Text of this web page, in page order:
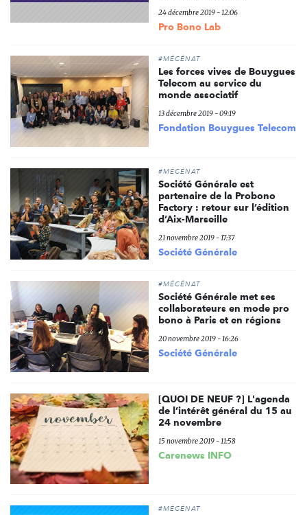
24 décembre 2019 - 12:06
Pro Bono Lab
#MÉCÉNAT
Les forces vives de Bouygues
Telecom au service du
monde associatif
13 décembre 2019 - 09:19
Fondation Bouygues Telecom
#MÉCÉNAT
Société Générale est
partenaire de la Probono
Factory : retour sur l’édition
d’Aix-Marseille
21 novembre 2019 - 17:37
Société Générale
#MÉCÉNAT
Société Générale met ses
collaborateurs en mode pro
bono à Paris et en régions
20 novembre 2019 - 16:26
Société Générale
[QUOI DE NEUF ?] L'agenda
de l’intérêt général du 15 au
24 novembre
15 novembre 2019 - 11:58
Carenews INFO
#MÉCÉNAT